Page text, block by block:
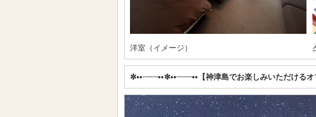
洋室（イメージ）
✼••┈┈••✼••┈┈••【神津島でお楽しみいただける